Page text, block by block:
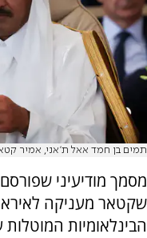
תמים בן חמד אאל ת'אני, אמיר
מסמך מודיעיני
שקטאר מעניקה
הבינלאומיות המוטלות